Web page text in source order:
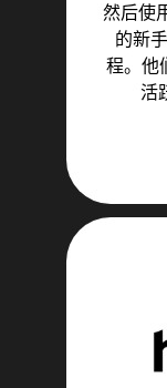
然后使
的新
程。他
活